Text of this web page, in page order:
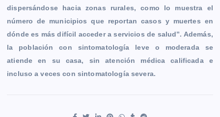
dispersándose hacia zonas rurales, como lo muestra el
número de municipios que reportan casos y muertes en
dónde es más difícil acceder a servicios de salud”. Además,
la población con sintomatología leve o moderada se
atiende en su casa, sin atención médica calificada e
incluso a veces con sintomatología severa.